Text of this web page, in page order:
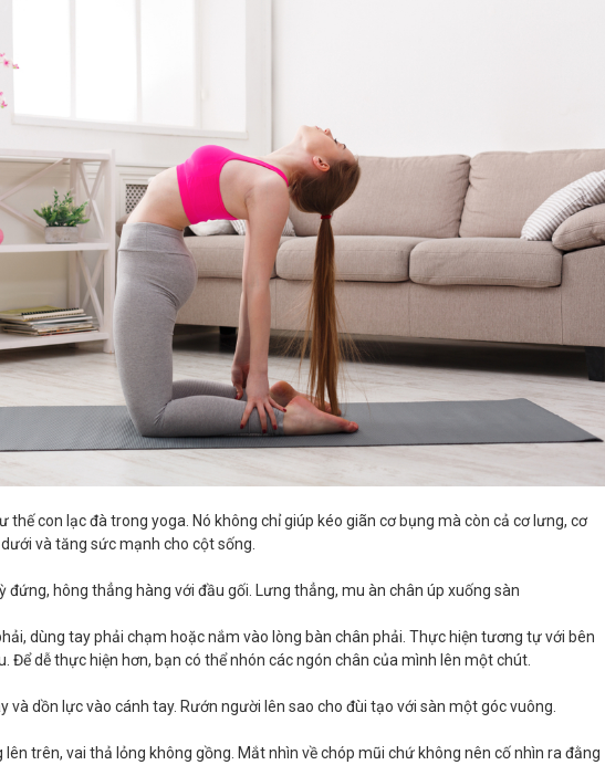
thế con lạc đà trong yoga. Nó không chỉ giúp kéo giãn cơ bụng mà còn cả cơ lưng, cơ
và tăng sức mạnh cho cột sống.
đứng, hông thẳng hàng với đầu gối. Lưng thẳng, mu àn chân úp xuống sàn
dùng tay phải chạm hoặc nắm vào lòng bàn chân phải. Thực hiện tương tự với bên
Để dễ thực hiện hơn, bạn có thể nhón các ngón chân của mình lên một chút.
và dồn lực vào cánh tay. Rướn người lên sao cho đùi tạo với sàn một góc vuông.
lên trên, vai thả lỏng không gồng. Mắt nhìn về chóp mũi chứ không nên cố nhìn ra đằng